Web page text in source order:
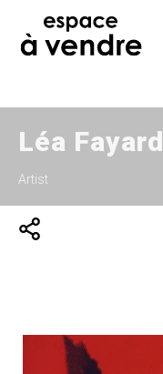
Léa Fayard
Artist